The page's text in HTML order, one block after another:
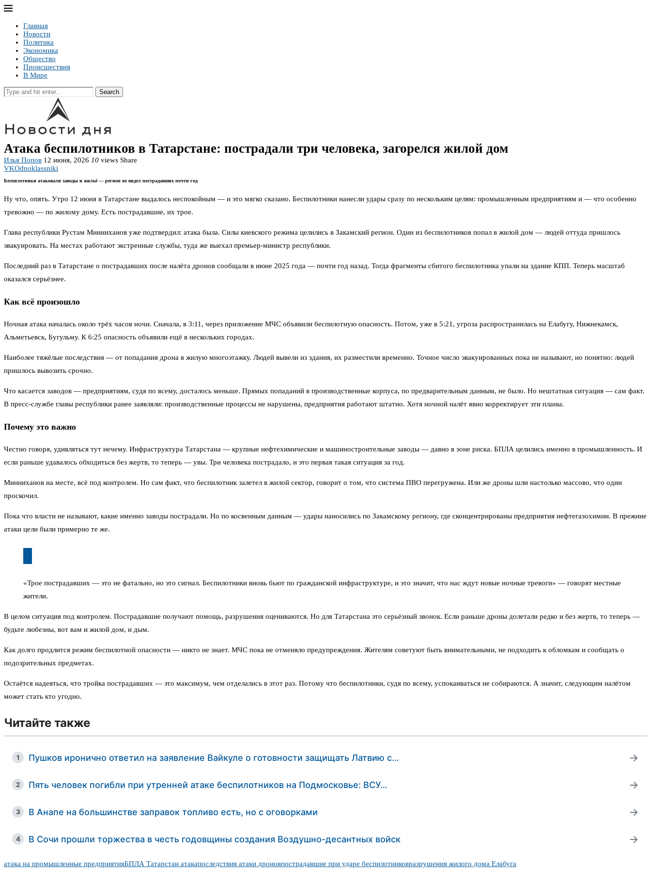
Главная
Новости
Политика
Экономика
Общество
Происшествия
В Мире
Search
Атака беспилотников в Татарстане: пострадали три человека, загорелся жилой дом
Илья Попов 12 июня, 2026 10 views Share
VKOdnoklassniki
Беспилотники атаковали заводы и жильё — регион не видел пострадавших почти год
Ну что, опять. Утро 12 июня в Татарстане выдалось неспокойным — и это мягко сказано. Беспилотники нанесли удары сразу по нескольким целям: промышленным предприятиям и — что особенно
тревожно — по жилому дому. Есть пострадавшие, их трое.
Глава республики Рустам Минниханов уже подтвердил: атака была. Силы киевского режима целились в Закамский регион. Один из беспилотников попал в жилой дом — людей оттуда пришлось
эвакуировать. На местах работают экстренные службы, туда же выехал премьер-министр республики.
Последний раз в Татарстане о пострадавших после налёта дронов сообщали в июне 2025 года — почти год назад. Тогда фрагменты сбитого беспилотника упали на здание КПП. Теперь масштаб
оказался серьёзнее.
Как всё произошло
Ночная атака началась около трёх часов ночи. Сначала, в 3:11, через приложение МЧС объявили беспилотную опасность. Потом, уже в 5:21, угроза распространилась на Елабугу, Нижнекамск,
Альметьевск, Бугульму. К 6:25 опасность объявили ещё в нескольких городах.
Наиболее тяжёлые последствия — от попадания дрона в жилую многоэтажку. Людей вывели из здания, их разместили временно. Точное число эвакуированных пока не называют, но понятно: людей
пришлось вывозить срочно.
Что касается заводов — предприятиям, судя по всему, досталось меньше. Прямых попаданий в производственные корпуса, по предварительным данным, не было. Но нештатная ситуация — сам факт.
В пресс-службе главы республики ранее заявляли: производственные процессы не нарушены, предприятия работают штатно. Хотя ночной налёт явно корректирует эти планы.
Почему это важно
Честно говоря, удивляться тут нечему. Инфраструктура Татарстана — крупные нефтехимические и машиностроительные заводы — давно в зоне риска. БПЛА целились именно в промышленность. И
если раньше удавалось обходиться без жертв, то теперь — увы. Три человека пострадало, и это первая такая ситуация за год.
Минниханов на месте, всё под контролем. Но сам факт, что беспилотник залетел в жилой сектор, говорит о том, что система ПВО перегружена. Или же дроны шли настолько массово, что один
проскочил.
Пока что власти не называют, какие именно заводы пострадали. Но по косвенным данным — удары наносились по Закамскому региону, где сконцентрированы предприятия нефтегазохимии. В прежние
атаки цели были примерно те же.
«Трое пострадавших — это не фатально, но это сигнал. Беспилотники вновь бьют по гражданской инфраструктуре, и это значит, что нас ждут новые ночные тревоги» — говорят местные
жители.
В целом ситуация под контролем. Пострадавшие получают помощь, разрушения оцениваются. Но для Татарстана это серьёзный звонок. Если раньше дроны долетали редко и без жертв, то теперь —
будьте любезны, вот вам и жилой дом, и дым.
Как долго продлится режим беспилотной опасности — никто не знает. МЧС пока не отменяло предупреждения. Жителям советуют быть внимательными, не подходить к обломкам и сообщать о
подозрительных предметах.
Остаётся надеяться, что тройка пострадавших — это максимум, чем отделались в этот раз. Потому что беспилотники, судя по всему, успокаиваться не собираются. А значит, следующим налётом
может стать кто угодно.
Читайте также
1 Пушков иронично ответил на заявление Вайкуле о готовности защищать Латвию с… →
2 Пять человек погибли при утренней атаке беспилотников на Подмосковье: ВСУ… →
3 В Анапе на большинстве заправок топливо есть, но с оговорками →
4 В Сочи прошли торжества в честь годовщины создания Воздушно-десантных войск →
атака на промышленные предприятияБПЛА Татарстан атакапоследствия атаки дроновпострадавшие при ударе беспилотниковразрушения жилого дома Елабуга